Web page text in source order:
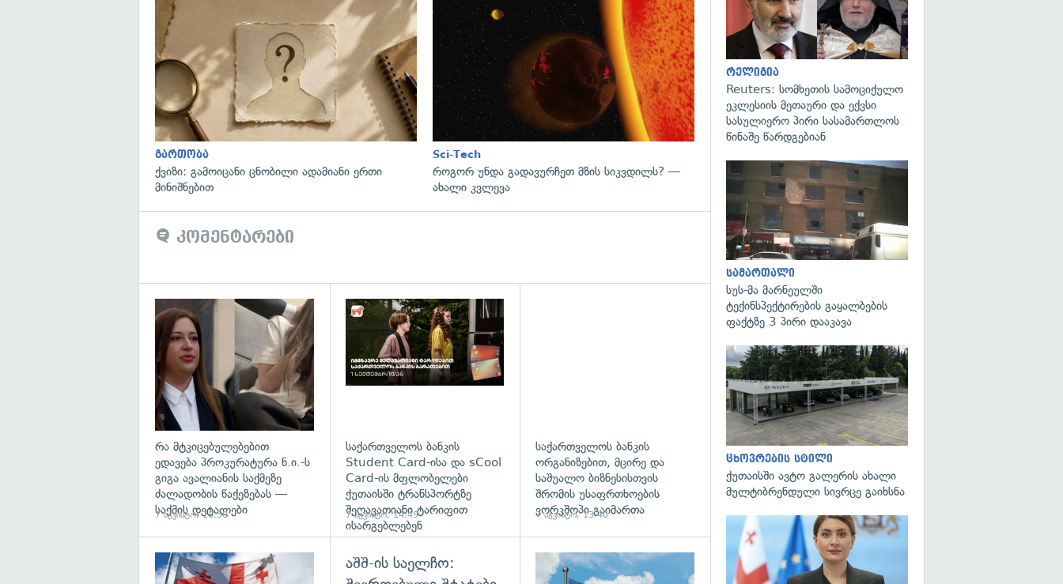
გართობა
ქვიზი: გამოიცანი ცნობილი ადამიანი ერთი
მინიშნებით
გადახედვა
Sci-Tech
როგორ უნდა გადავურჩეთ მზის სიკვდილს? —
ახალი კვლევა
კომენტარები
გადახედვა
რა მტკიცებულებებით
ედავება პროკურატურა ნ.ი.-ს
გიგა ავალიანის საქმეზე
ძალადობის წაქეზებას —
საქმის დეტალები
7 აგვისტო, 16:50
საქართველოს ბანკის
Student Card-ისა და sCool
Card-ის მფლობელები
ქუთაისში ტრანსპორტზე
შეღავათიანი ტარიფით
ისარგებლებენ
7 აგვისტო, 14:49
საქართველოს ბანკის
ორგანიზებით, მცირე და
საშუალო ბიზნესისთვის
შრომის უსაფრთხოების
ვორკშოპი გაიმართა
7 აგვისტო, 13:40
გადახედვა
აშშ-ის საელჩო:
გადახედვა
რელიგია
Reuters: სომხეთის სამოციქულო
ეკლესიის მეთაური და ექვსი
სასულიერო პირი სასამართლოს
წინაშე წარდგებიან
სამართალი
სუს-მა მარნეულში
ტექინსპექტირების გაყალბების
ფაქტზე 3 პირი დააკავა
ცხოვრების სტილი
ქუთაისში ავტო გალერის ახალი
მულტიბრენდული სივრცე გაიხსნა